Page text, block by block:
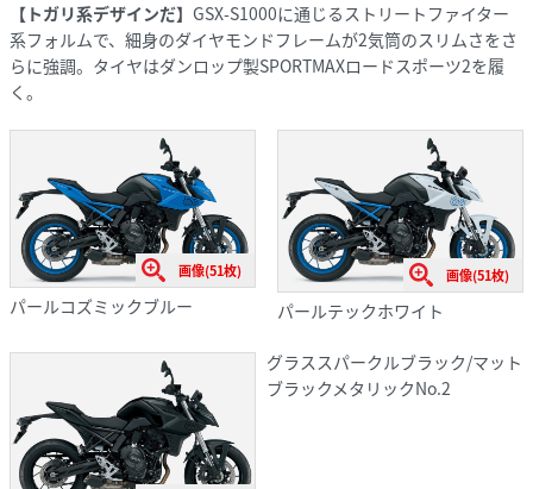
【トガリ系デザインだ】 GSX-S1000に通じるストリートファイター
系フォルムで、細身のダイヤモンドフレームが2気筒のスリムさをさ
らに強調。タイヤはダンロップ製SPORTMAXロードスポーツ2を履
く。
画像(51枚)
パールコズミックブルー
画像(51枚)
パールテックホワイト
グラススパークルブラック/マット
ブラックメタリックNo.2